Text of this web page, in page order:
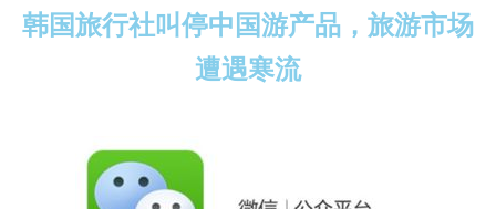
韩国旅行社叫停中国游产品，旅游市场
遭遇寒流